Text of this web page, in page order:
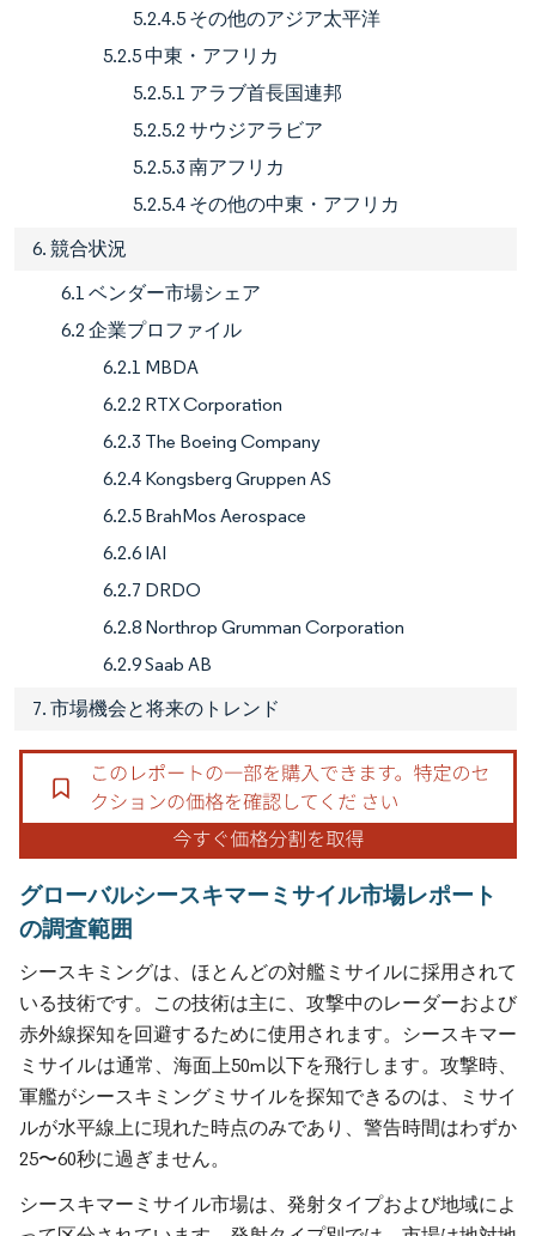
5.2.4.5 その他のアジア太平洋
5.2.5 中東・アフリカ
5.2.5.1 アラブ首長国連邦
5.2.5.2 サウジアラビア
5.2.5.3 南アフリカ
5.2.5.4 その他の中東・アフリカ
6. 競合状況
6.1 ベンダー市場シェア
6.2 企業プロファイル
6.2.1 MBDA
6.2.2 RTX Corporation
6.2.3 The Boeing Company
6.2.4 Kongsberg Gruppen AS
6.2.5 BrahMos Aerospace
6.2.6 IAI
6.2.7 DRDO
6.2.8 Northrop Grumman Corporation
6.2.9 Saab AB
7. 市場機会と将来のトレンド
グローバルシースキマーミサイル市場レポート
の調査範囲
シースキミングは、ほとんどの対艦ミサイルに採用されて
いる技術です。この技術は主に、攻撃中のレーダーおよび
赤外線探知を回避するために使用されます。シースキマー
ミサイルは通常、海面上50m以下を飛行します。攻撃時、
軍艦がシースキミングミサイルを探知できるのは、ミサイ
ルが水平線上に現れた時点のみであり、警告時間はわずか
25〜60秒に過ぎません。
シースキマーミサイル市場は、発射タイプおよび地域によ